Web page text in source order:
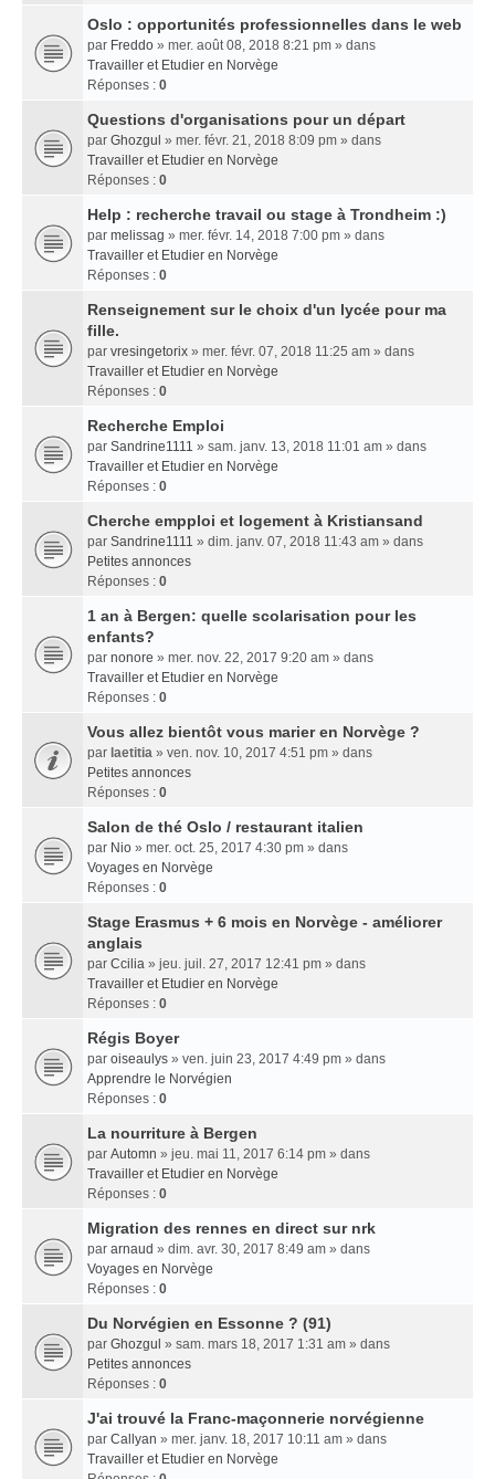
Oslo : opportunités professionnelles dans le web
par Freddo » mer. août 08, 2018 8:21 pm » dans
Travailler et Etudier en Norvège
Réponses : 0
Questions d'organisations pour un départ
par Ghozgul » mer. févr. 21, 2018 8:09 pm » dans
Travailler et Etudier en Norvège
Réponses : 0
Help : recherche travail ou stage à Trondheim :)
par melissag » mer. févr. 14, 2018 7:00 pm » dans
Travailler et Etudier en Norvège
Réponses : 0
Renseignement sur le choix d'un lycée pour ma
fille.
par vresingetorix » mer. févr. 07, 2018 11:25 am » dans
Travailler et Etudier en Norvège
Réponses : 0
Recherche Emploi
par Sandrine1111 » sam. janv. 13, 2018 11:01 am » dans
Travailler et Etudier en Norvège
Réponses : 0
Cherche empploi et logement à Kristiansand
par Sandrine1111 » dim. janv. 07, 2018 11:43 am » dans
Petites annonces
Réponses : 0
1 an à Bergen: quelle scolarisation pour les
enfants?
par nonore » mer. nov. 22, 2017 9:20 am » dans
Travailler et Etudier en Norvège
Réponses : 0
Vous allez bientôt vous marier en Norvège ?
par laetitia » ven. nov. 10, 2017 4:51 pm » dans
Petites annonces
Réponses : 0
Salon de thé Oslo / restaurant italien
par Nio » mer. oct. 25, 2017 4:30 pm » dans
Voyages en Norvège
Réponses : 0
Stage Erasmus + 6 mois en Norvège - améliorer
anglais
par Ccilia » jeu. juil. 27, 2017 12:41 pm » dans
Travailler et Etudier en Norvège
Réponses : 0
Régis Boyer
par oiseaulys » ven. juin 23, 2017 4:49 pm » dans
Apprendre le Norvégien
Réponses : 0
La nourriture à Bergen
par Automn » jeu. mai 11, 2017 6:14 pm » dans
Travailler et Etudier en Norvège
Réponses : 0
Migration des rennes en direct sur nrk
par arnaud » dim. avr. 30, 2017 8:49 am » dans
Voyages en Norvège
Réponses : 0
Du Norvégien en Essonne ? (91)
par Ghozgul » sam. mars 18, 2017 1:31 am » dans
Petites annonces
Réponses : 0
J'ai trouvé la Franc-maçonnerie norvégienne
par Callyan » mer. janv. 18, 2017 10:11 am » dans
Travailler et Etudier en Norvège